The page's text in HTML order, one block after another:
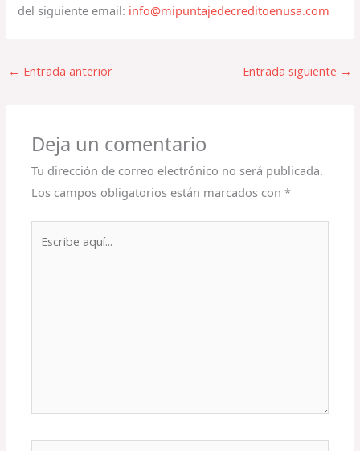
del siguiente email: info@mipuntajedecreditoenusa.com
← Entrada anterior Entrada siguiente →
Deja un comentario
Tu dirección de correo electrónico no será publicada.
Los campos obligatorios están marcados con*